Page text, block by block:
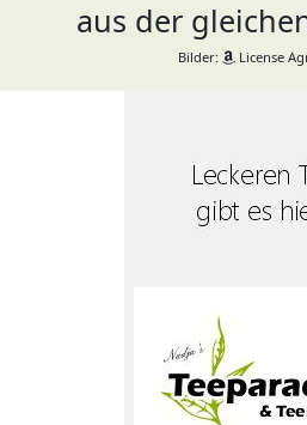
aus der
Bilder: License